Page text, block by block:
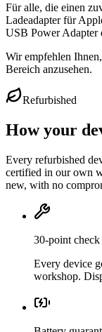
Für alle, die einen
Ladeadapter für
USB Power Adapter
Wir empfehlen
Bereich anzusehen.
Refurbished
How your
Every refurbished
certified in our own
new, with no
30-point check
Every device
workshop.